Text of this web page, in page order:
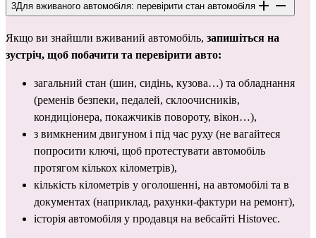
3Для вживаного автомобіля: перевірити стан автомобіля
Якщо ви знайшли вживаний автомобіль, запишіться на
зустріч, щоб побачити та перевірити авто:
загальний стан (шин, сидінь, кузова…) та обладнання
(ременів безпеки, педалей, склоочисників,
кондиціонера, покажчиків повороту, вікон…),
з вимкненим двигуном і під час руху (не вагайтеся
попросити ключі, щоб протестувати автомобіль
протягом кількох кілометрів),
кількість кілометрів у оголошенні, на автомобілі та в
документах (наприклад, рахунки-фактури на ремонт),
історія автомобіля у продавця на вебсайті Histovec.